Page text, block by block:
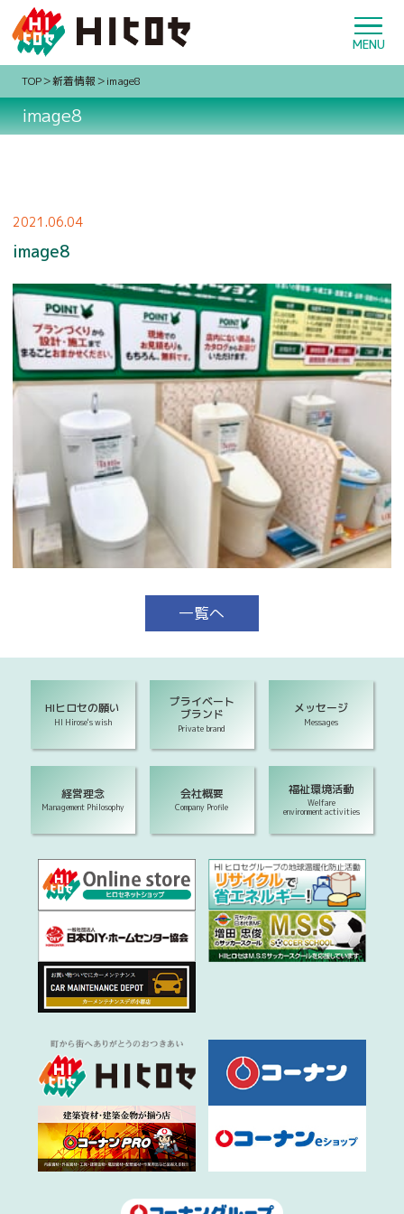
TOP 新着情報 image8
image8
2021.06.04
image8
一覧へ
HIヒロセの願い
HI Hirose's wish
プライベート
ブランド
Private brand
メッセージ
Messages
経営理念
Management Philosophy
会社概要
Company Profile
福祉環境活動
Welfare
environment activities